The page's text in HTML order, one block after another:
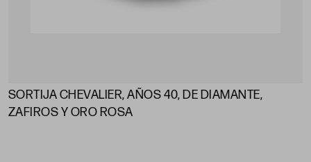
SORTIJA CHEVALIER, AÑOS 40, DE DIAMANTE,
ZAFIROS Y ORO ROSA